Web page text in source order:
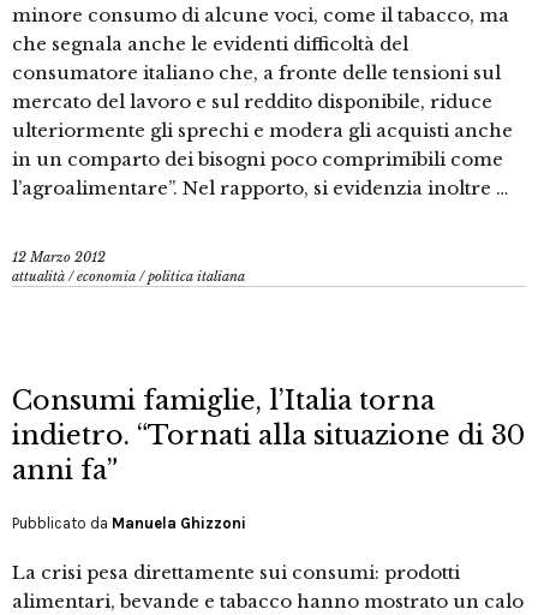
minore consumo di alcune voci, come il tabacco, ma
che segnala anche le evidenti difficoltà del
consumatore italiano che, a fronte delle tensioni sul
mercato del lavoro e sul reddito disponibile, riduce
ulteriormente gli sprechi e modera gli acquisti anche
in un comparto dei bisogni poco comprimibili come
l’agroalimentare”. Nel rapporto, si evidenzia inoltre …
12 Marzo 2012
attualità /economia /politica italiana
Consumi famiglie, l’Italia torna
indietro. “Tornati alla situazione di 30
anni fa”
Pubblicato da Manuela Ghizzoni
La crisi pesa direttamente sui consumi: prodotti
alimentari, bevande e tabacco hanno mostrato un calo